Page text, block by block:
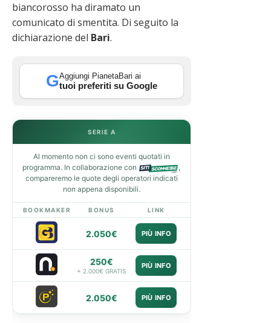
biancorosso ha diramato un
comunicato di smentita. Di seguito la
dichiarazione del Bari.
GAggiungi PianetaBari ai
tuoi preferiti su Google
SERIE A
Al momento non ci sono eventi quotati in
programma. In collaborazione con
,
compareremo le quote degli operatori indicati
non appena disponibili.
BOOKMAKER BONUS LINK
2.050€ PIÙ INFO
250€
+ 2.000€ GRATIS
PIÙ INFO
2.050€ PIÙ INFO